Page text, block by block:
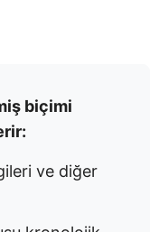
biçimi
ve diğer